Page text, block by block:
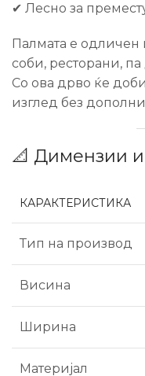
✔ Лесно за
Палмата е одличен
соби, ресторани,
Со ова дрво ќе
изглед без
📐 Димензии и
КАРАКТЕРИСТИКА
Тип на производ
Висина
Ширина
Материјал